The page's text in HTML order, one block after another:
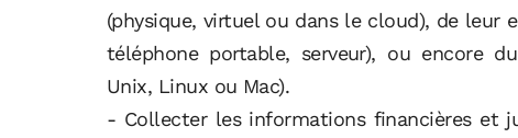
(physique, virtuel ou dans le cloud), de leur
téléphone portable, serveur), ou encore
Unix, Linux ou Mac).
- Collecter les informations financières et